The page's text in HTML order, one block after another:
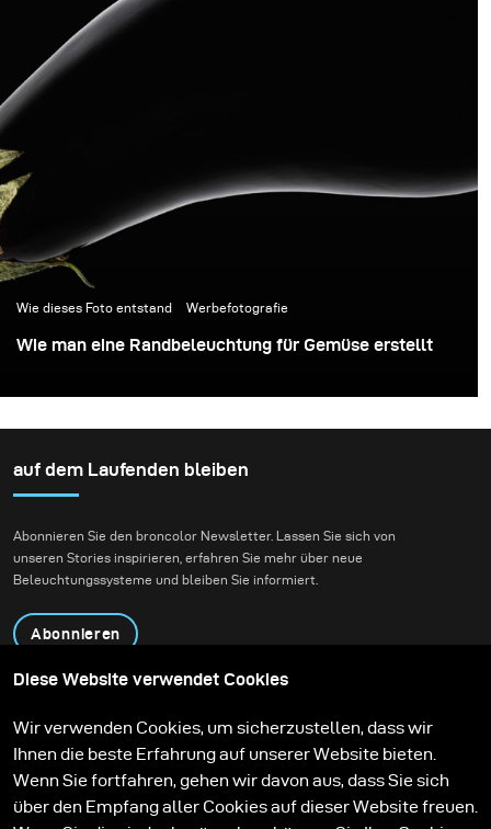
Wie dieses Foto entstand Werbefotografie
Wie man eine Randbeleuchtung für Gemüse erstellt
auf dem Laufenden bleiben
Abonnieren Sie den broncolor Newsletter. Lassen Sie sich von
unseren Stories inspirieren, erfahren Sie mehr über neue
Beleuchtungssysteme und bleiben Sie informiert.
Abonnieren
Kontakt
Technologien
Contribute to our blog
Lernen
Support
Karriere
Media Center
Diese Website verwendet Cookies
Wir verwenden Cookies, um sicherzustellen, dass wir
Ihnen die beste Erfahrung auf unserer Website bieten.
Wenn Sie fortfahren, gehen wir davon aus, dass Sie sich
über den Empfang aller Cookies auf dieser Website freuen.